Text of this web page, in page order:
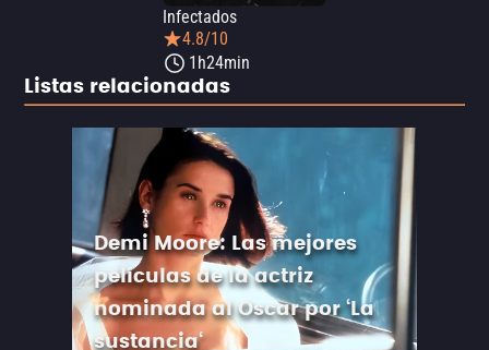
Infectados
4.8/10
1h24min
Listas relacionadas
Demi Moore: Las mejores
películas de la actriz
nominada al Oscar por ‘La
sustancia‘